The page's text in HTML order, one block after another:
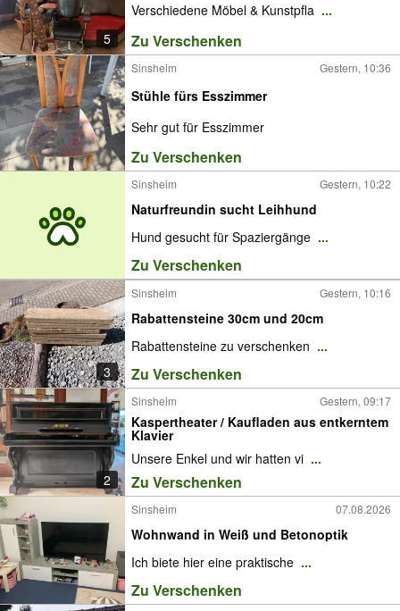
5
Verschiedene Möbel & Kunstpfla ...
Zu Verschenken
Sinsheim Gestern, 10:36
Stühle fürs Esszimmer
Sehr gut für Esszimmer
Zu Verschenken
Sinsheim Gestern, 10:22
Naturfreundin sucht Leihhund
Hund gesucht für Spaziergänge ...
Zu Verschenken
3
Sinsheim Gestern, 10:16
Rabattensteine 30cm und 20cm
Rabattensteine zu verschenken ...
Zu Verschenken
2
Sinsheim Gestern, 09:17
Kaspertheater / Kaufladen aus entkerntem
Klavier
Unsere Enkel und wir hatten vi ...
Zu Verschenken
Sinsheim 07.08.2026
Wohnwand in Weiß und Betonoptik
Ich biete hier eine praktische ...
Zu Verschenken